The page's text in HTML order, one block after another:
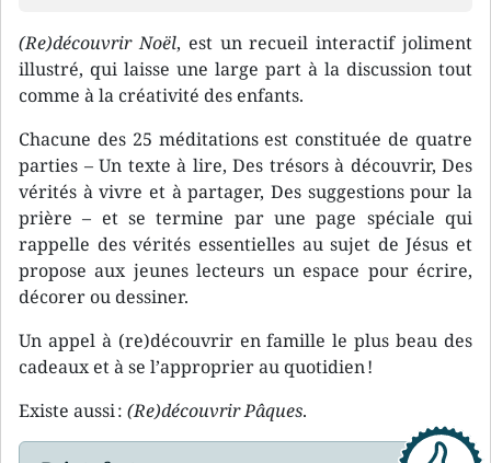
(Re)découvrir Noël, est un recueil interactif joliment
illustré, qui laisse une large part à la discussion tout
comme à la créativité des enfants.
Chacune des 25 méditations est constituée de quatre
parties – Un texte à lire, Des trésors à découvrir, Des
vérités à vivre et à partager, Des suggestions pour la
prière – et se termine par une page spéciale qui
rappelle des vérités essentielles au sujet de Jésus et
propose aux jeunes lecteurs un espace pour écrire,
décorer ou dessiner.
Un appel à (re)découvrir en famille le plus beau des
cadeaux et à se l’approprier au quotidien !
Existe aussi : (Re)découvrir Pâques.